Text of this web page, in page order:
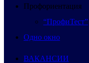
Профориентация
“ПрофиТест”
Одно окно
ВАКАНСИИ